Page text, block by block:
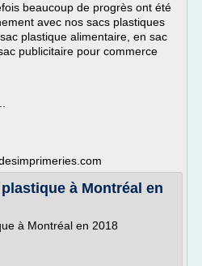
beaucoup de progrès ont été
avec nos sacs plastiques
plastique alimentaire, en sac
publicitaire pour commerce
à Montréal en
à Montréal en 2018